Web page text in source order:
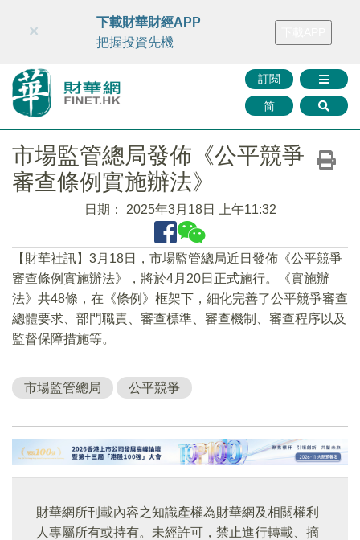
財華智庫網 FINTV FINMETA 財華證券 媒體矩陣
訂閱
简
×
下載財華財經APP
把握投資先機
市場監管總局發佈《公平競爭
審查條例實施辦法》
日期： 2025年3月18日 上午11:32
【財華社訊】3月18日，市場監管總局近日發佈《公平競爭
審查條例實施辦法》，將於4月20日正式施行。《實施辦
法》共48條，在《條例》框架下，細化完善了公平競爭審查
總體要求、部門職責、審查標準、審查機制、審查程序以及
監督保障措施等。
市場監管總局 公平競爭
財華網所刊載內容之知識產權為財華網及相關權利
人專屬所有或持有。未經許可，禁止進行轉載、摘